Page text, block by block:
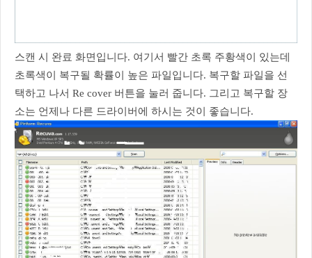
스캔 시 완료 화면입니다. 여기서 빨간 초록 주황색이 있는데
초록색이 복구될 확률이 높은 파일입니다. 복구할 파일을 선
택하고 나서 Re cover 버튼을 눌러 줍니다. 그리고 복구할 장
소는 언제나 다른 드라이버에 하시는 것이 좋습니다.